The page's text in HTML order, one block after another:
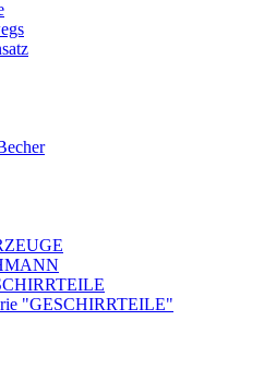
"GESCHIRRTEILE"